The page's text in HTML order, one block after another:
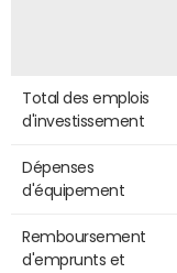
Total des emplois
d'investissement
Dépenses
d'équipement
Remboursement
d'emprunts et